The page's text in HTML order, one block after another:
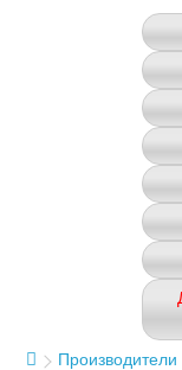
Производители